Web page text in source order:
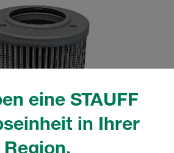
eine STAUFF
in Ihrer
Region.